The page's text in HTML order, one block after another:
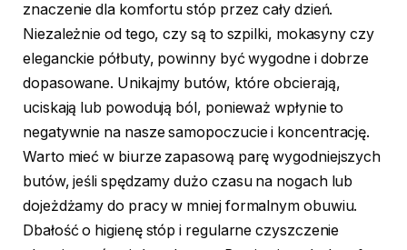
znaczenie dla komfortu stóp przez cały dzień.
Niezależnie od tego, czy są to szpilki, mokasyny czy
eleganckie półbuty, powinny być wygodne i dobrze
dopasowane. Unikajmy butów, które obcierają,
uciskają lub powodują ból, ponieważ wpłynie to
negatywnie na nasze samopoczucie i koncentrację.
Warto mieć w biurze zapasową parę wygodniejszych
butów, jeśli spędzamy dużo czasu na nogach lub
dojeżdżamy do pracy w mniej formalnym obuwiu.
Dbałość o higienę stóp i regularne czyszczenie